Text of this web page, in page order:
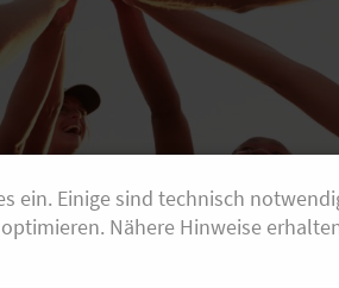
ein. Einige sind technisch
Nähere Hinweise